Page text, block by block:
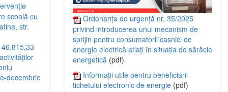
școală cu
str.
decembrie
Ordonanța de urgență nr. 35/2025
privind introducerea unui mecanism de
sprijin pentru consumatorii casnici de
energie electrică aflați în situația de sărăcie
energetică (pdf)
Informații utile pentru beneficiarii
tichetului electronic de energie (pdf)